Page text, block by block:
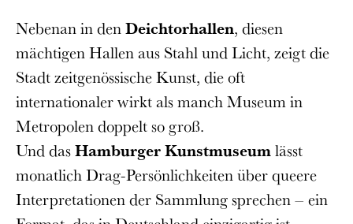
Nebenan in denDeichtorhallen, diesen
mächtigen Hallen aus Stahl und Licht, zeigt die
Stadt zeitgenössische Kunst, die oft
internationaler wirkt als manch Museum in
Metropolen doppelt so groß.
Und dasHamburger Kunstmuseumlässt
monatlich Drag-Persönlichkeiten über queere
Interpretationen der Sammlung sprechen – ein